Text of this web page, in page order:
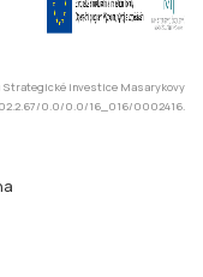
Strategické investice Masarykovy
0.0/0.0/16_016/0002416.